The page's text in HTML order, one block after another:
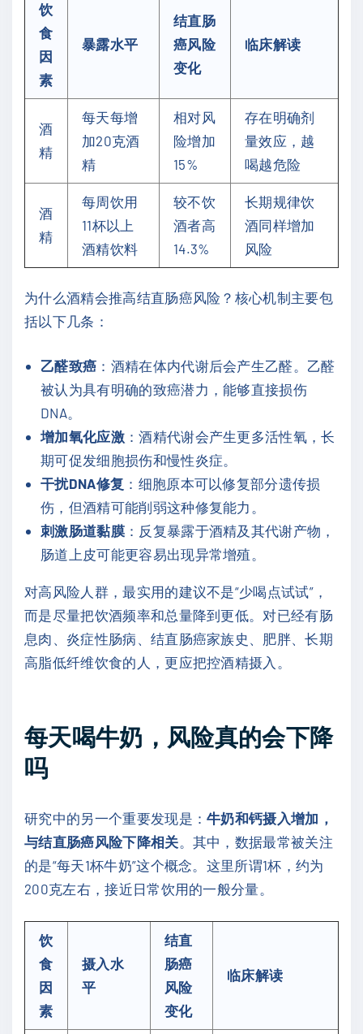
饮
食
因
素
暴露水平
结直肠
癌风险
变化
临床解读
酒
精
每天每增
加20克酒
精
相对风
险增加
15%
存在明确剂
量效应，越
喝越危险
酒
精
每周饮用
11杯以上
酒精饮料
较不饮
酒者高
14.3%
长期规律饮
酒同样增加
风险
为什么酒精会推高结直肠癌风险？核心机制主要包
括以下几条：
乙醛致癌 ：酒精在体内代谢后会产生乙醛。乙醛
被认为具有明确的致癌潜力，能够直接损伤
DNA。
增加氧化应激：酒精代谢会产生更多活性氧，长
期可促发细胞损伤和慢性炎症。
干扰DNA修复 ：细胞原本可以修复部分遗传损
伤，但酒精可能削弱这种修复能力。
刺激肠道黏膜：反复暴露于酒精及其代谢产物，
肠道上皮可能更容易出现异常增殖。
对高风险人群，最实用的建议不是“少喝点试试”，
而是尽量把饮酒频率和总量降到更低。对已经有肠
息肉、炎症性肠病、结直肠癌家族史、肥胖、长期
高脂低纤维饮食的人，更应把控酒精摄入。
每天喝牛奶，风险真的会下降
吗
研究中的另一个重要发现是：牛奶和钙摄入增加，
与结直肠癌风险下降相关 。其中，数据最常被关注
的是“每天1杯牛奶”这个概念。这里所谓1杯，约为
200克左右，接近日常饮用的一般分量。
饮
食
因
素
摄入水
平
结直
肠癌
风险
变化
临床解读